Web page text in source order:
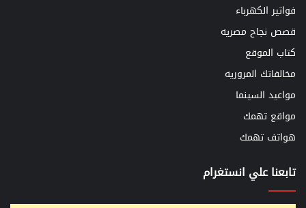
فواتير الكهرباء
قصص نجاح مصريه
كتاب الموقع
مخالفاتك المروريه
مواعيد السينما
مواقع تهمك
هواتف تهمك
تابعنا علي انستغرام